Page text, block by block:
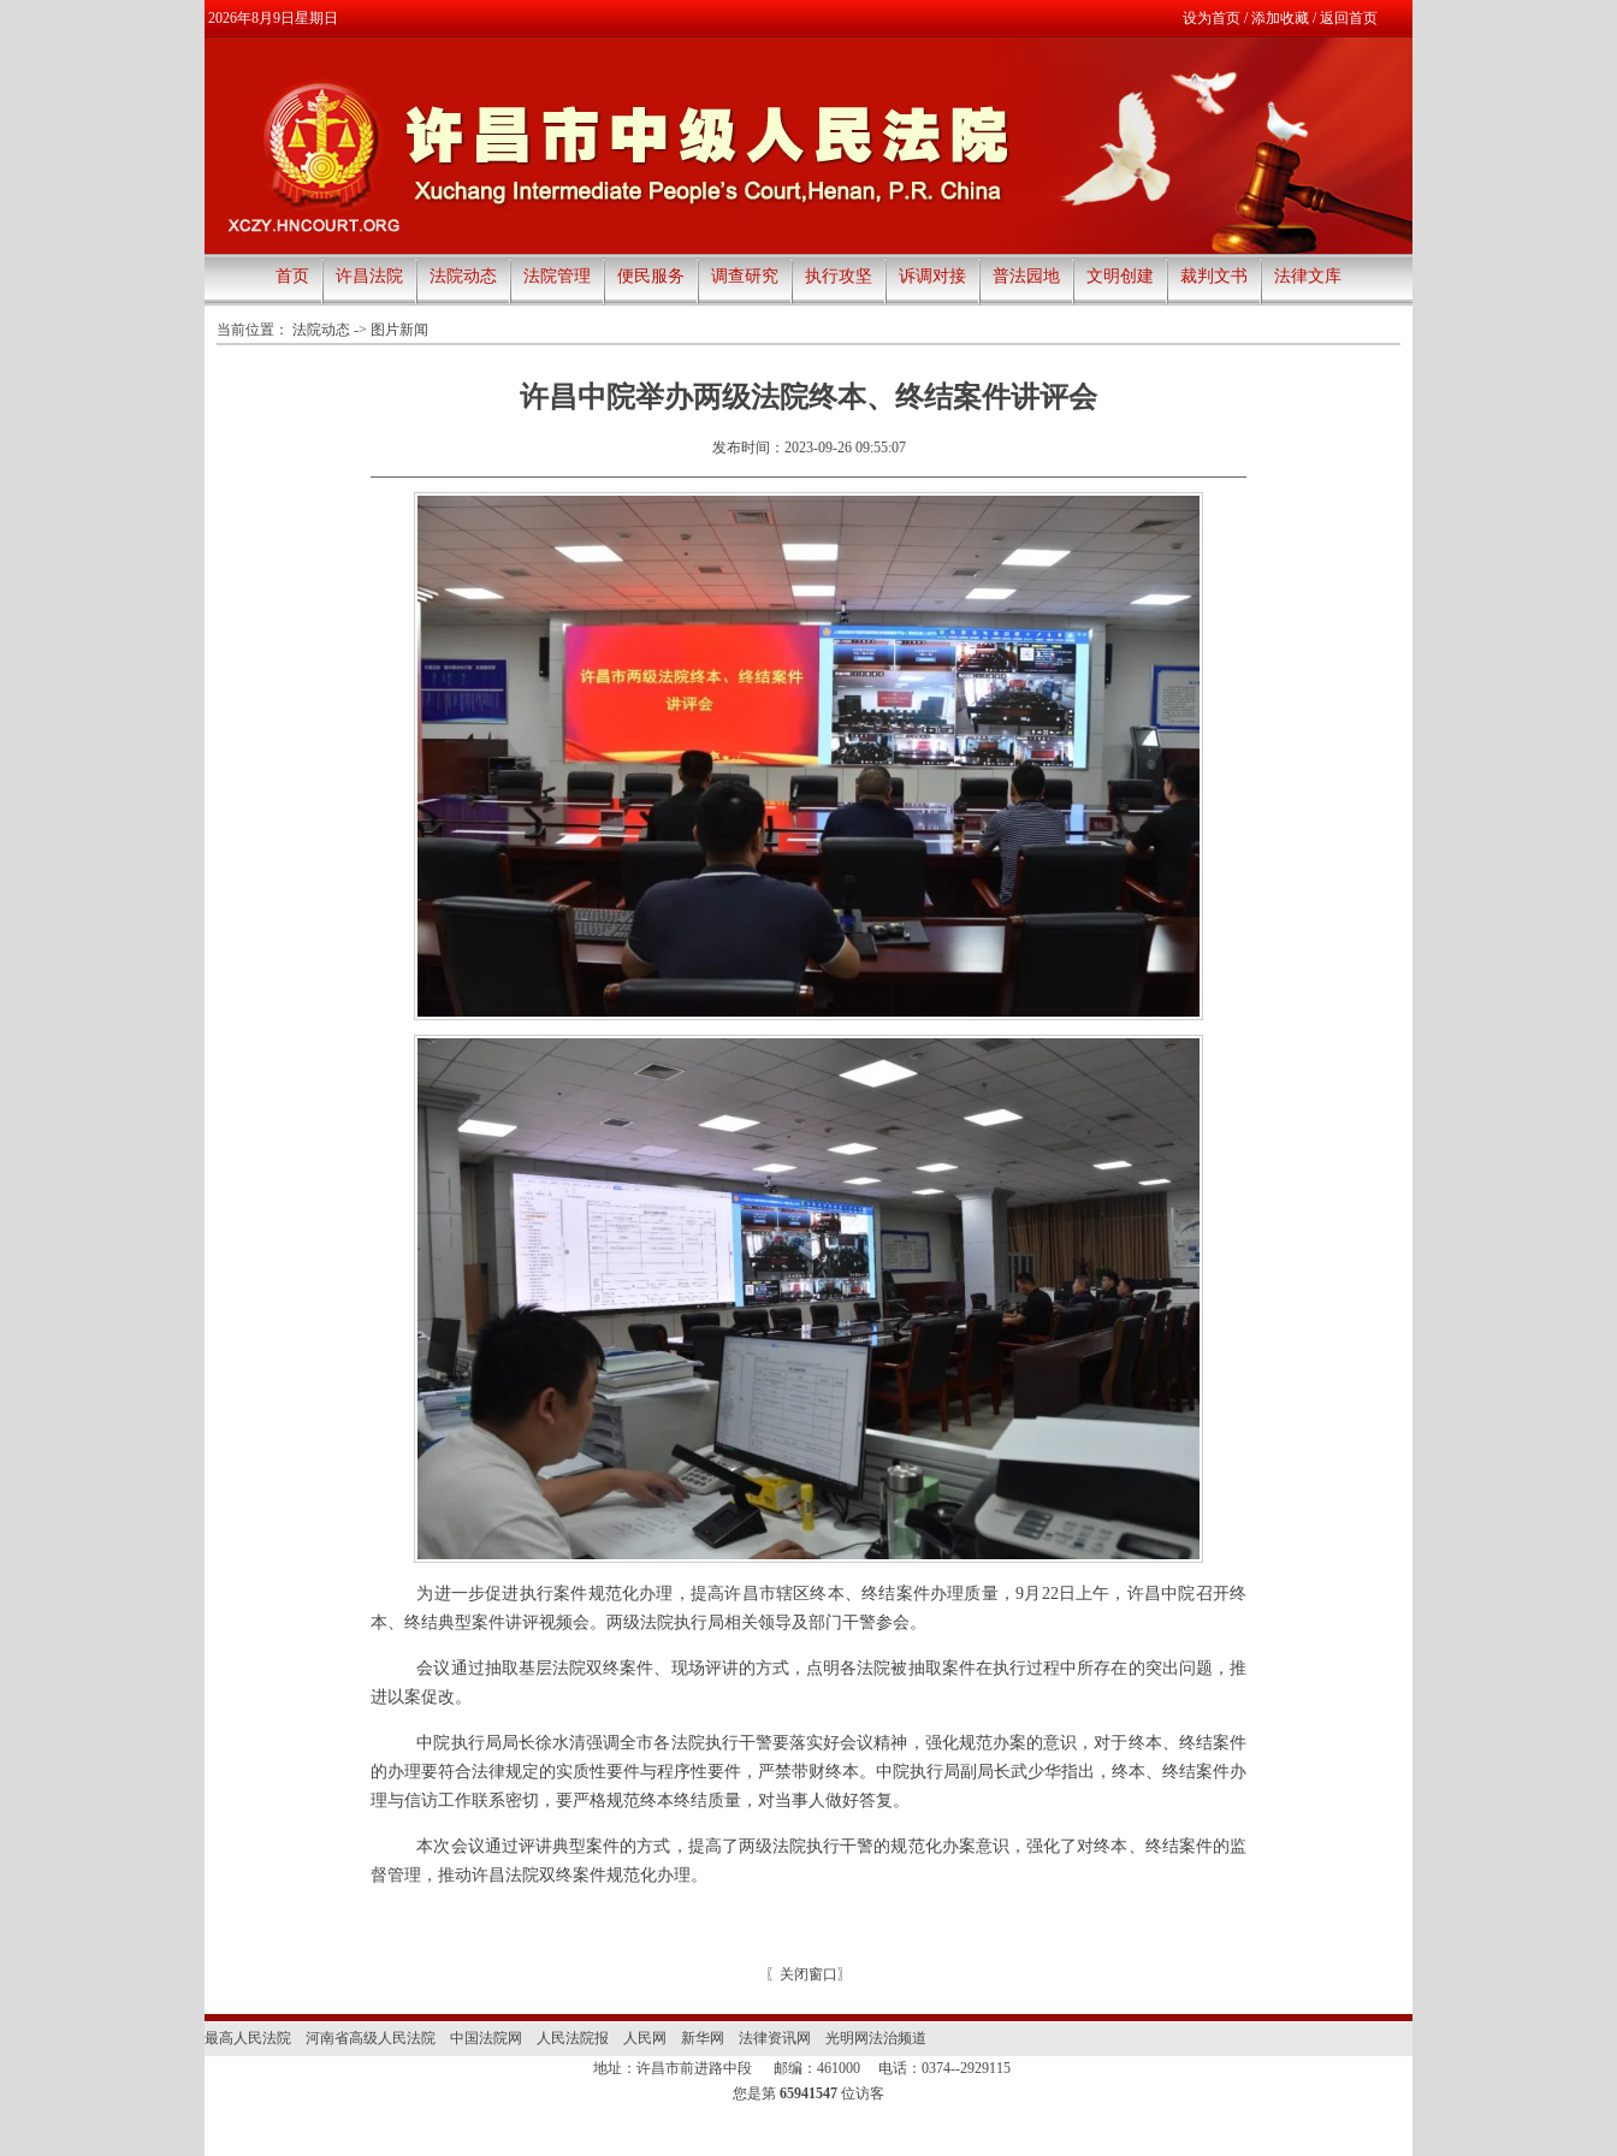
2026年8月9日星期日 设为首页/添加收藏/返回首页
首页 许昌法院 法院动态 法院管理 便民服务 调查研究 执行攻坚 诉调对接 普法园地 文明创建 裁判文书 法律文库
当前位置： 法院动态 -> 图片新闻
许昌中院举办两级法院终本、终结案件讲评会
发布时间：2023-09-26 09:55:07
为进一步促进执行案件规范化办理，提高许昌市辖区终本、终结案件办理质量，9月22日上午，许昌中院召开终
本、终结典型案件讲评视频会。两级法院执行局相关领导及部门干警参会。
会议通过抽取基层法院双终案件、现场评讲的方式，点明各法院被抽取案件在执行过程中所存在的突出问题，推
进以案促改。
中院执行局局长徐水清强调全市各法院执行干警要落实好会议精神，强化规范办案的意识，对于终本、终结案件
的办理要符合法律规定的实质性要件与程序性要件，严禁带财终本。中院执行局副局长武少华指出，终本、终结案件办
理与信访工作联系密切，要严格规范终本终结质量，对当事人做好答复。
本次会议通过评讲典型案件的方式，提高了两级法院执行干警的规范化办案意识，强化了对终本、终结案件的监
督管理，推动许昌法院双终案件规范化办理。
〖 关闭窗口 〗
最高人民法院 河南省高级人民法院 中国法院网 人民法院报 人民网 新华网 法律资讯网
光明网法治频道
地址：许昌市前进路中段 邮编：461000
电话：0374--2929115
您是第 65941547 位访客